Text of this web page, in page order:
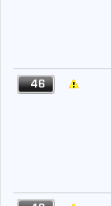
46